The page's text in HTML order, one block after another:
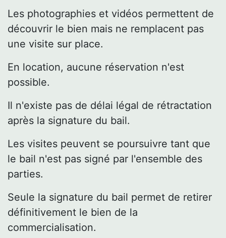
Les photographies et vidéos permettent de
découvrir le bien mais ne remplacent pas
une visite sur place.
En location, aucune réservation n'est
possible.
Il n'existe pas de délai légal de rétractation
après la signature du bail.
Les visites peuvent se poursuivre tant que
le bail n'est pas signé par l'ensemble des
parties.
Seule la signature du bail permet de retirer
définitivement le bien de la
commercialisation.